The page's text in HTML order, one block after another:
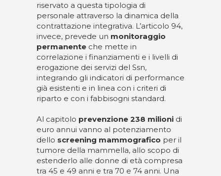
riservato a questa tipologia di
personale attraverso la dinamica della
contrattazione integrativa. L’articolo 94,
invece, prevede un monitoraggio
permanente che mette in
correlazione i finanziamenti e i livelli di
erogazione dei servizi del Ssn,
integrando gli indicatori di performance
già esistenti e in linea con i criteri di
riparto e con i fabbisogni standard.
Al capitolo prevenzione 238 milioni di
euro annui vanno al potenziamento
dello screening mammografico per il
tumore della mammella, allo scopo di
estenderlo alle donne di età compresa
tra 45 e 49 anni e tra 70 e 74 anni. Una